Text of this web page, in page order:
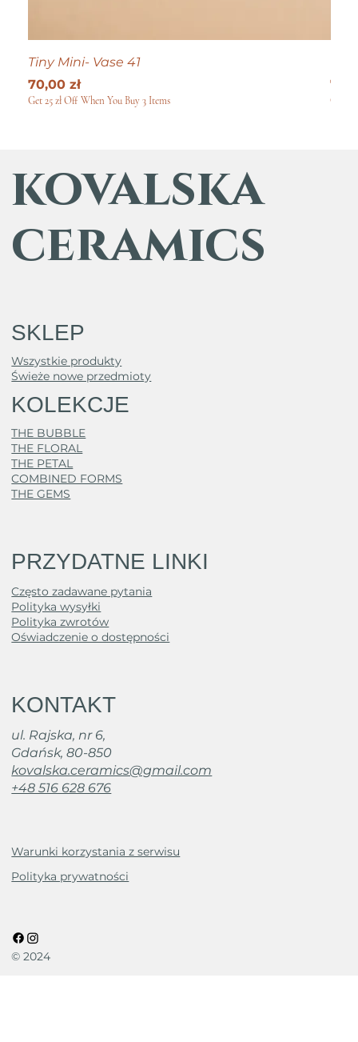
Tiny Mini- Vase 41
Cena
70,00 zł
Get 25 zł Off When You Buy 3 Items Get
kovalska
ceramics
SKLEP
Wszystkie produkty
Świeże nowe przedmioty
KOLEKCJE
THE BUBBLE
THE FLORAL
THE PETAL
COMBINED FORMS
THE GEMS
PRZYDATNE LINKI
Często zadawane pytania
Polityka wysyłki
Polityka zwrotów
Oświadczenie o dostępności
KONTAKT
ul. Rajska, nr 6,
Gdańsk, 80-850
kovalska.ceramics@gmail.com
+48 516 628 676
Warunki korzystania z serwisu
Polityka prywatności
© 2024